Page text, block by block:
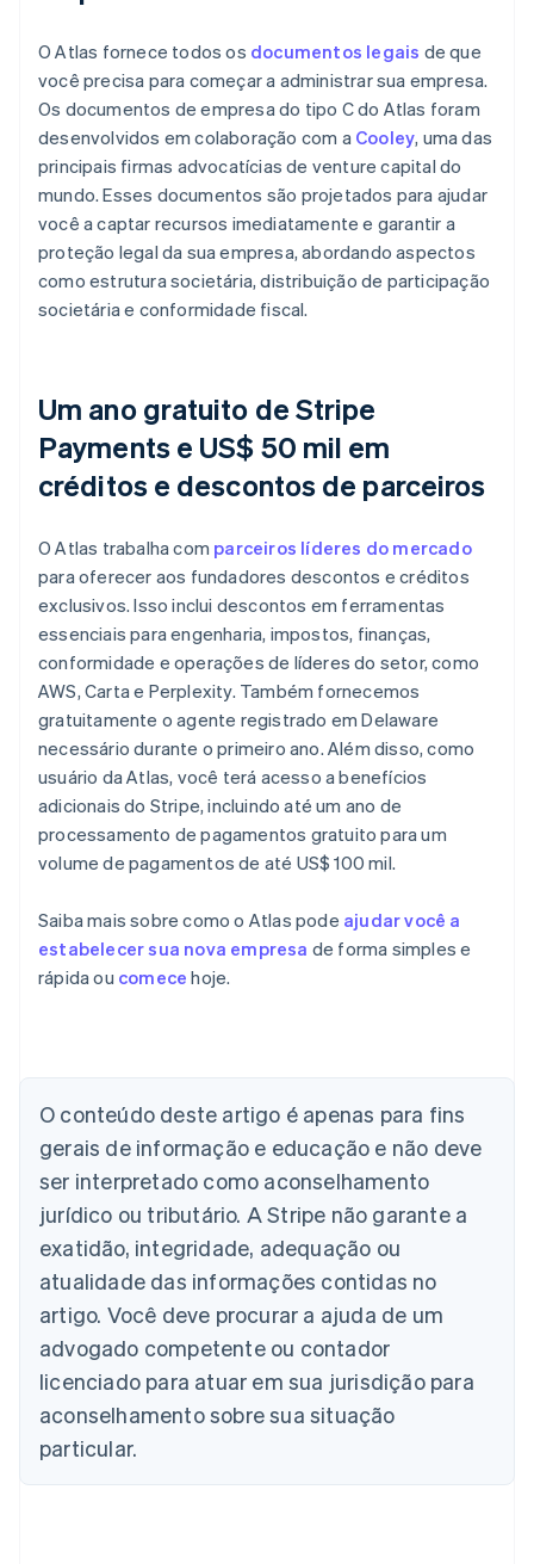
O Atlas fornece todos os documentos legais de que
você precisa para começar a administrar sua empresa.
Os documentos de empresa do tipo C do Atlas foram
desenvolvidos em colaboração com a Cooley, uma das
principais firmas advocatícias de venture capital do
mundo. Esses documentos são projetados para ajudar
você a captar recursos imediatamente e garantir a
proteção legal da sua empresa, abordando aspectos
como estrutura societária, distribuição de participação
societária e conformidade fiscal.
Um ano gratuito de Stripe
Payments e US$ 50 mil em
créditos e descontos de parceiros
O Atlas trabalha com parceiros líderes do mercado
para oferecer aos fundadores descontos e créditos
exclusivos. Isso inclui descontos em ferramentas
essenciais para engenharia, impostos, finanças,
conformidade e operações de líderes do setor, como
AWS, Carta e Perplexity. Também fornecemos
gratuitamente o agente registrado em Delaware
necessário durante o primeiro ano. Além disso, como
usuário da Atlas, você terá acesso a benefícios
adicionais do Stripe, incluindo até um ano de
processamento de pagamentos gratuito para um
volume de pagamentos de até US$ 100 mil.
Saiba mais sobre como o Atlas pode ajudar você a
estabelecer sua nova empresa de forma simples e
rápida ou comece hoje.
O conteúdo deste artigo é apenas para fins
gerais de informação e educação e não deve
ser interpretado como aconselhamento
jurídico ou tributário. A Stripe não garante a
exatidão, integridade, adequação ou
atualidade das informações contidas no
artigo. Você deve procurar a ajuda de um
advogado competente ou contador
licenciado para atuar em sua jurisdição para
aconselhamento sobre sua situação
particular.
Deutsch English
Austrália
Áustria
DeutschEnglish
Bélgica
Nederlands FrançaisDeutschEnglish
Brasil
Português English
Bulgária
English
Canadá
China continental
简体中文English